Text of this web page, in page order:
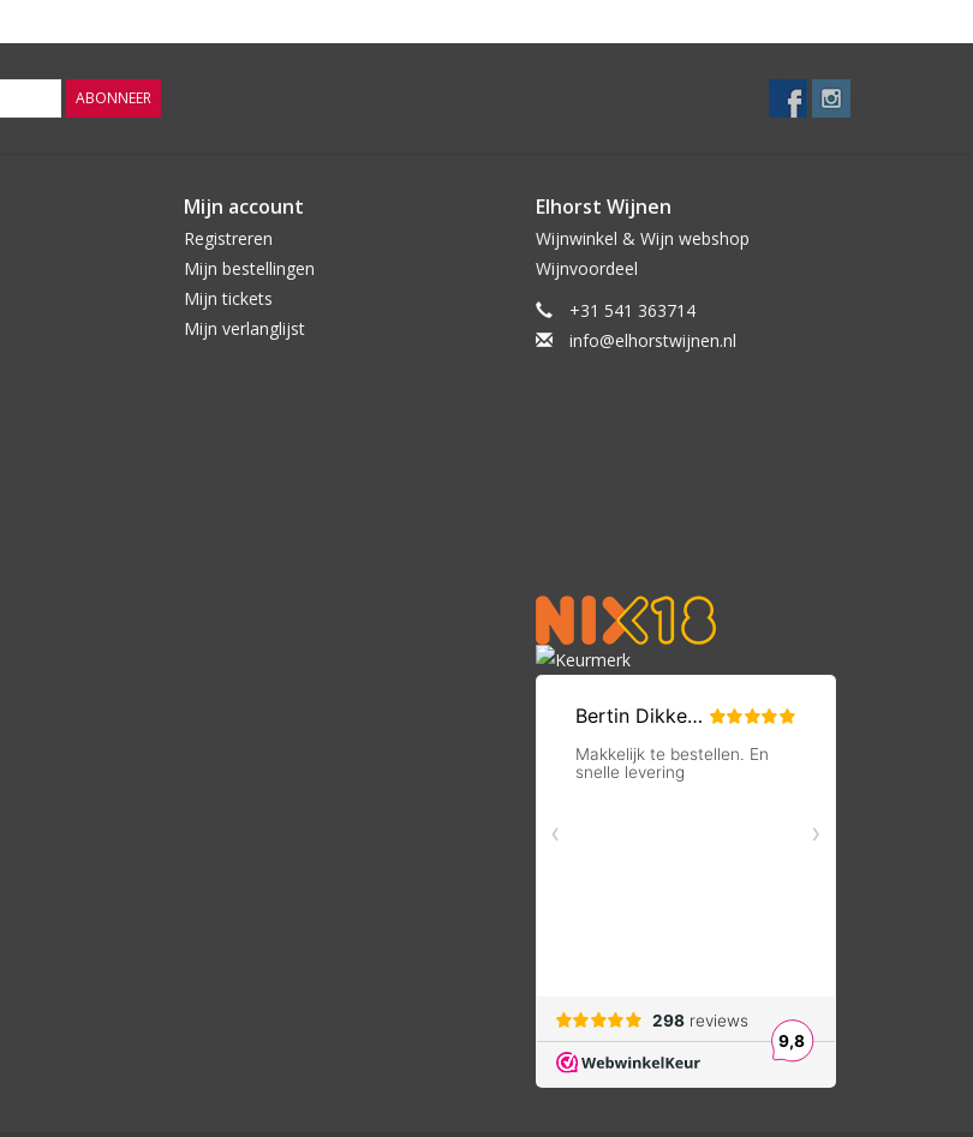
ABONNEER
Mijn account
Registreren
Mijn bestellingen
Mijn tickets
Mijn verlanglijst
Elhorst Wijnen
Wijnwinkel & Wijn webshop
Wijnvoordeel
+31 541 363714
info@elhorstwijnen.nl